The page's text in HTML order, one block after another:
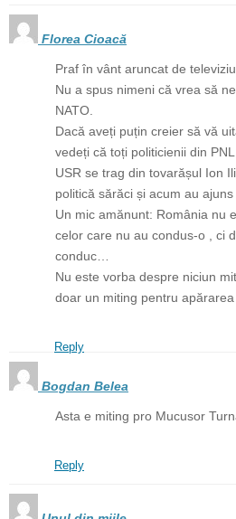
Florea Cioacă
Praf în vânt aruncat de
Nu a spus nimeni că vrea să
NATO.
Dacă aveți puțin creier să vă
vedeți că toți politicienii din
USR se trag din tovarășul Ion
politică sărăci și acum au
Un mic amănunt: România nu
celor care nu au condus-o , ci
conduc…
Nu este vorba despre niciun
doar un miting pentru
Reply
Bogdan Belea
Asta e miting pro Mucusor
Reply